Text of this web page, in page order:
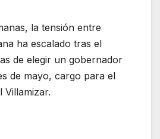
la tensión entre
ha escalado tras el
de elegir un gobernador
de mayo, cargo para el
Villamizar.